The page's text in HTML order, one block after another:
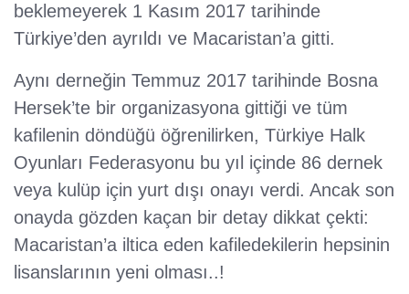
beklemeyerek 1 Kasım 2017 tarihinde
Türkiye’den ayrıldı ve Macaristan’a gitti.
Aynı derneğin Temmuz 2017 tarihinde Bosna
Hersek’te bir organizasyona gittiği ve tüm
kafilenin döndüğü öğrenilirken, Türkiye Halk
Oyunları Federasyonu bu yıl içinde 86 dernek
veya kulüp için yurt dışı onayı verdi. Ancak son
onayda gözden kaçan bir detay dikkat çekti:
Macaristan’a iltica eden kafiledekilerin hepsinin
lisanslarının yeni olması..!